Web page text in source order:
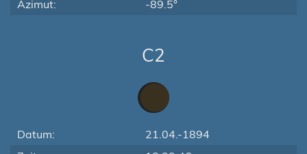
Azimut:
-89.5°
C2
Datum:
21.04.-1894